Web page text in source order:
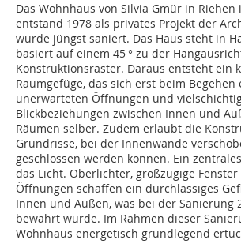
Das Wohnhaus von Silvia Gmür in Riehen
entstand 1978 als privates Projekt der
wurde jüngst saniert. Das Haus steht in
basiert auf einem 45 ° zu der
Konstruktionsraster. Daraus entsteht ein
Raumgefüge, das sich erst beim
unerwarteten Öffnungen und
Blickbeziehungen zwischen Innen und
Räumen selber. Zudem erlaubt die
Grundrisse, bei der Innenwände
geschlossen werden können. Ein
das Licht. Oberlichter, großzügige
Öffnungen schaffen ein durchlässiges
Innen und Außen, was bei der Sanierung
bewahrt wurde. Im Rahmen dieser
Wohnhaus energetisch grundlegend